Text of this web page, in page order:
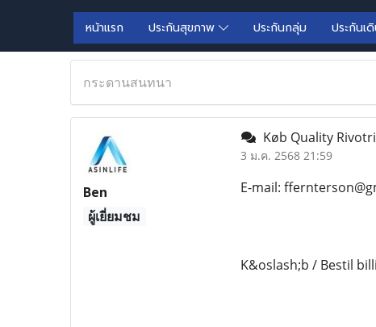
หน้าแรก ประกันสุขภาพ ประกันกลุ่ม ประกันเ
กระดานสนทนา
Ben
ผู้เยี่ยมชม
Køb Quality
3 ม.ค. 2568 21:59
E-mail:
K&oslash;b / Bestil